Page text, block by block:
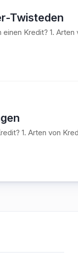
Twisteden
Kredit? 1.
1. Arten von